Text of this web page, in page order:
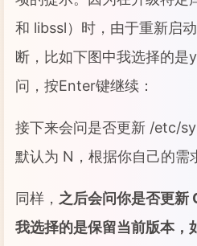
和 libssl）时，由于重新启
断，比如下图中我选择的是
问，按Enter键继续：
接下来会问是否更新 /etc/
默认为 N，根据你自己的需
同样， 之后会问你是否更新
我选择的是保留当前版本，